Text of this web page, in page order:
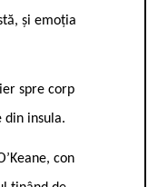
și emoția
spre corp
din insula.
con